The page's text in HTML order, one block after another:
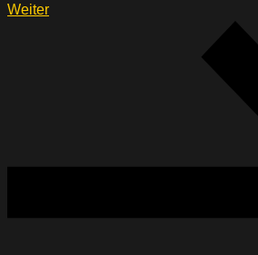
Weiter